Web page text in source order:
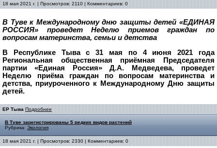
18 мая 2021 г. | Просмотров: 2110 | Комментариев: 0
В Туве к Международному дню защиты детей «ЕДИНАЯ
РОССИЯ» проведет Неделю приемов граждан по
вопросам материнства, семьи и детства
В Республике Тыва с 31 мая по 4 июня 2021 года
Региональная общественная приёмная Председателя
партии «Единая Россия» Д.А. Медведева, проведет
Неделю приёма граждан по вопросам материнства и
детства, приуроченного к Международному Дню защиты
детей.
ЕР Тыва Подробнее
В Туве зарегистрированы 5 редких видов растений
Рубрика: Экология
18 мая 2021 г. | Просмотров: 2330 | Комментариев: 0